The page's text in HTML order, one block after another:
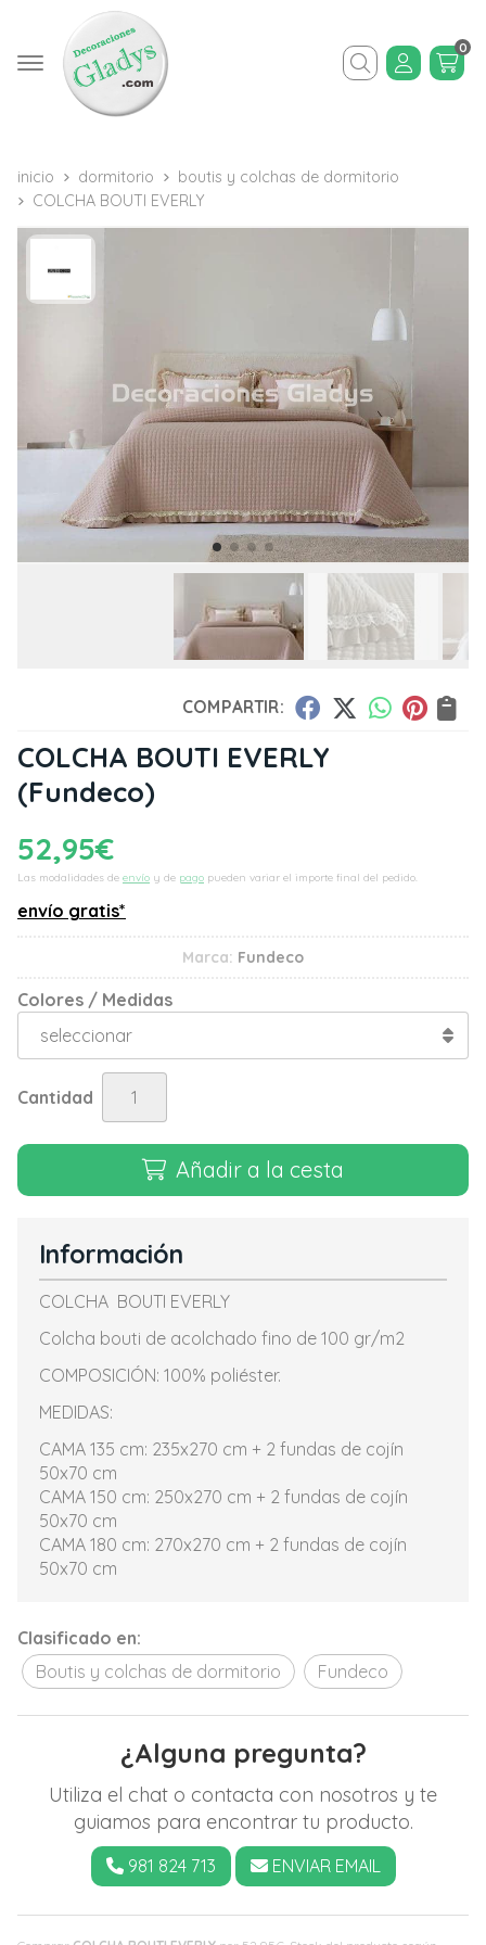
Buscar
0
inicio dormitorio
boutis y colchas de dormitorio
COLCHA BOUTI EVERLY
COMPARTIR:
COLCHA BOUTI EVERLY
(Fundeco)
52,95€
Las modalidades de envío y de pago pueden variar el importe final del pedido.
envío gratis*
Marca: Fundeco
Colores / Medidas
Cantidad
Añadir a la cesta
Información
COLCHA BOUTI EVERLY
Colcha bouti de acolchado fino de 100 gr/m2
COMPOSICIÓN: 100% poliéster.
MEDIDAS:
CAMA 135 cm: 235x270 cm + 2 fundas de cojín
50x70 cm
CAMA 150 cm: 250x270 cm + 2 fundas de cojín
50x70 cm
CAMA 180 cm: 270x270 cm + 2 fundas de cojín
50x70 cm
Clasificado en:
Boutis y colchas de dormitorio
Fundeco
¿Alguna pregunta?
Utiliza el chat o contacta con nosotros y te
guiamos para encontrar tu producto.
981 824 713 ENVIAR EMAIL